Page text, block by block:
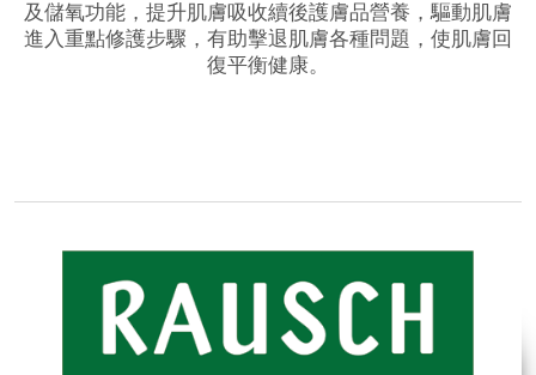
及儲氧功能，提升肌膚吸收續後護膚品營養，驅動肌膚
進入重點修護步驟，有助擊退肌膚各種問題，使肌膚回
復平衡健康。